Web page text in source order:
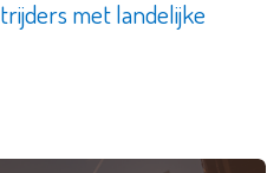
met landelijke